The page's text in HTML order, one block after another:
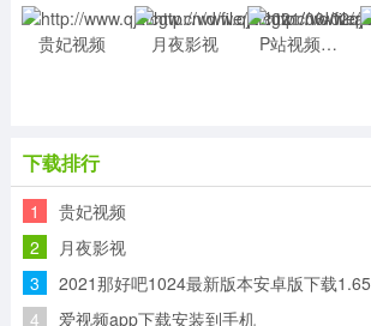
贵妃视频 月夜影视 P站视频播放器
下载排行
1 贵妃视频
2 月夜影视
3 2021那好吧1024最新版本安卓版下载1.65
4 爱视频app下载安装到手机